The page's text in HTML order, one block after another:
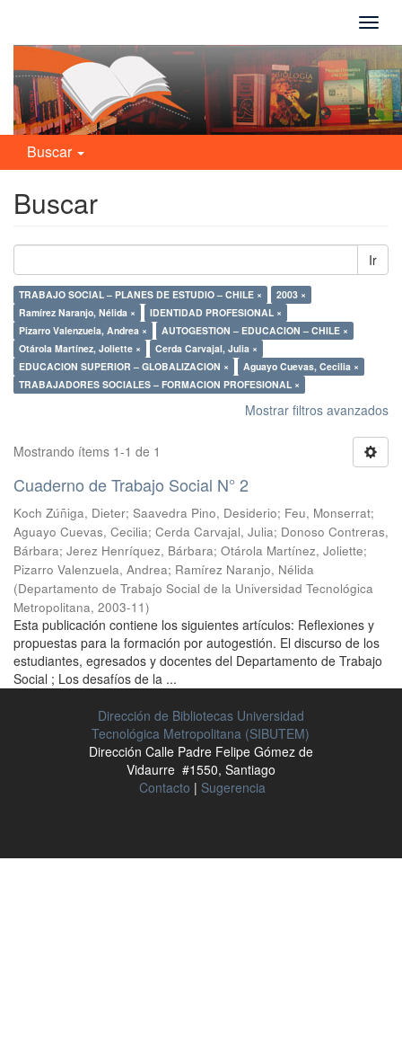
Buscar
Buscar
Ir
TRABAJO SOCIAL – PLANES DE ESTUDIO – CHILE ×
2003 ×
Ramírez Naranjo, Nélida ×
IDENTIDAD PROFESIONAL ×
Pizarro Valenzuela, Andrea ×
AUTOGESTION – EDUCACION – CHILE ×
Otárola Martínez, Joliette ×
Cerda Carvajal, Julia ×
EDUCACION SUPERIOR – GLOBALIZACION ×
Aguayo Cuevas, Cecilia ×
TRABAJADORES SOCIALES – FORMACION PROFESIONAL ×
Mostrar filtros avanzados
Mostrando ítems 1-1 de 1
Cuaderno de Trabajo Social N° 2
Koch Zúñiga, Dieter; Saavedra Pino, Desiderio; Feu, Monserrat;
Aguayo Cuevas, Cecilia; Cerda Carvajal, Julia; Donoso Contreras,
Bárbara; Jerez Henríquez, Bárbara; Otárola Martínez, Joliette;
Pizarro Valenzuela, Andrea; Ramírez Naranjo, Nélida
(Departamento de Trabajo Social de la Universidad Tecnológica
Metropolitana, 2003-11)
Esta publicación contiene los siguientes artículos: Reflexiones y
propuestas para la formación por autogestión. El discurso de los
estudiantes, egresados y docentes del Departamento de Trabajo
Social ; Los desafíos de la ...
Dirección de Bibliotecas Universidad
Tecnológica Metropolitana (SIBUTEM)
Dirección Calle Padre Felipe Gómez de
Vidaurre #1550, Santiago
Contacto | Sugerencia